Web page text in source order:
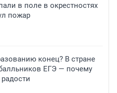
в поле в окрестностях
пожар
конец? В стране
ЕГЭ — почему